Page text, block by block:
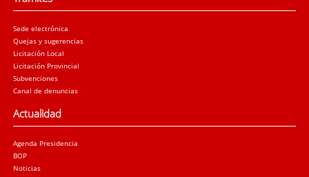
Sede electrónica
Quejas y sugerencias
Licitación Local
Licitación Provincial
Subvenciones
Canal de denuncias
Actualidad
Agenda Presidencia
BOP
Noticias